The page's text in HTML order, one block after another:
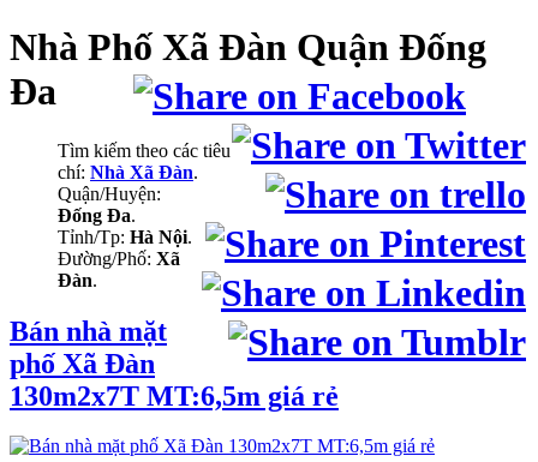
Nhà Phố Xã Đàn Quận Đống
Đa
Tìm kiếm theo các tiêu
chí: Nhà Xã Đàn.
Quận/Huyện:
Đống Đa.
Tỉnh/Tp: Hà Nội.
Đường/Phố: Xã
Đàn.
Bán nhà mặt
phố Xã Đàn
130m2x7T MT:6,5m giá rẻ